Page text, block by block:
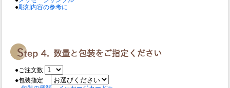
●彫刻内容の参考に
●ご注文数
●包装指定